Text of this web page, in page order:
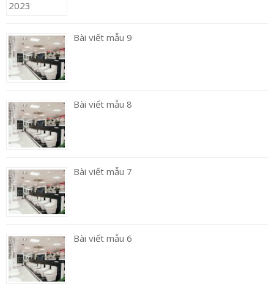
Bài viết mẫu 9
Bài viết mẫu 8
Bài viết mẫu 7
Bài viết mẫu 6